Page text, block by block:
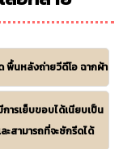
พื้นหลังถ่ายวีดีโอ ฉากผ้า
การเย็บขอบได้เนียบเป็น
ะสามารถที่จะซักรีดได้